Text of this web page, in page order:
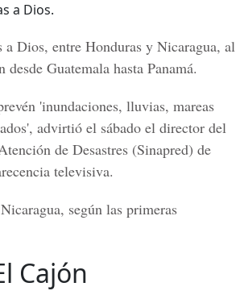
a Dios.
a Dios, entre Honduras y Nicaragua, al
Guatemala hasta Panamá.
'inundaciones, lluvias, mareas
advirtió el sábado el director del
de Desastres (Sinapred) de
televisiva.
según las primeras
Cajón